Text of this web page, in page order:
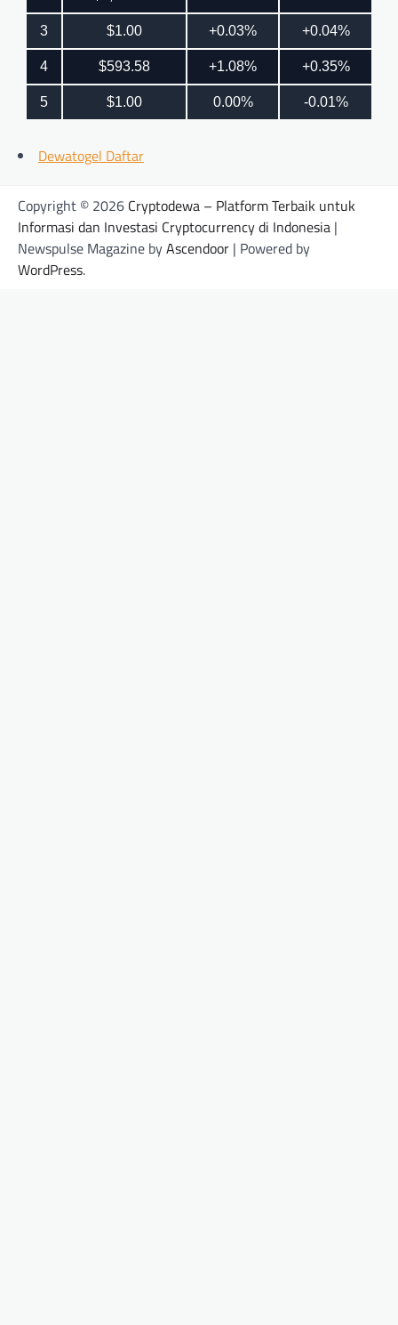
Dewatogel Daftar
Copyright © 2026 Cryptodewa – Platform Terbaik untuk
Informasi dan Investasi Cryptocurrency di Indonesia |
Newspulse Magazine byAscendoor | Powered by
WordPress.